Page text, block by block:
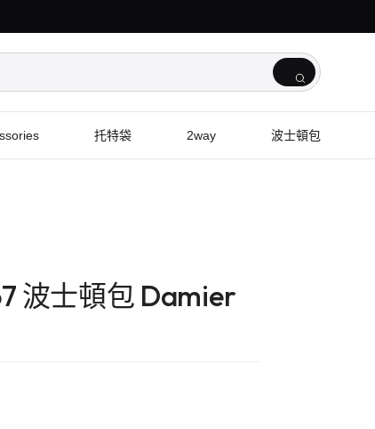
托特袋 2way 波士頓包
波士頓包 Damier